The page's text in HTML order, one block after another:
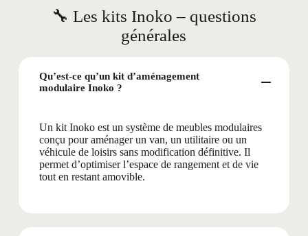
🔧 Les kits Inoko – questions
générales
Qu’est-ce qu’un kit d’aménagement
modulaire Inoko ?
Un kit Inoko est un système de meubles modulaires
conçu pour aménager un van, un utilitaire ou un
véhicule de loisirs sans modification définitive. Il
permet d’optimiser l’espace de rangement et de vie
tout en restant amovible.